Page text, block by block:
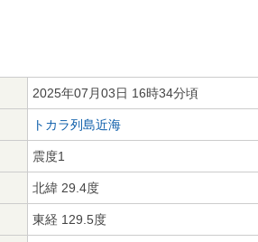
2025年07月03日 16時34分頃
トカラ列島近海
震度1
北緯 29.4度
東経 129.5度